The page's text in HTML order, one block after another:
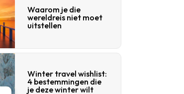
Waarom je die
wereldreis niet moet
uitstellen
Winter travel wishlist:
4 bestemmingen die
je deze winter wilt